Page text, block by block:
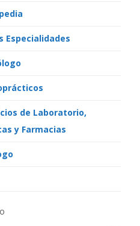
Especialidades
de Laboratorio,
y Farmacias